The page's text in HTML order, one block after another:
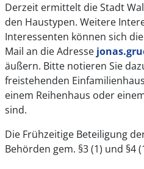
Derzeit ermittelt die Stadt
den Haustypen. Weitere
Interessenten können sich
Mail an die Adresse
äußern. Bitte notieren Sie
freistehenden
einem Reihenhaus oder
sind.
Die Frühzeitige Beteiligung
Behörden gem. §3 (1) und §4